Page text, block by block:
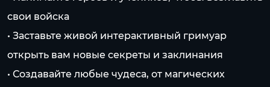
свои войска
• Заставьте живой интерактивный гримуар
открыть вам новые секреты и заклинания
• Создавайте любые чудеса, от магических